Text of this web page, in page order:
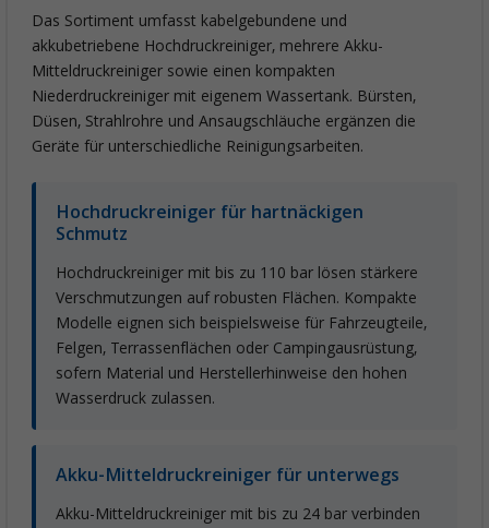
Das Sortiment umfasst kabelgebundene und
akkubetriebene Hochdruckreiniger, mehrere Akku-
Mitteldruckreiniger sowie einen kompakten
Niederdruckreiniger mit eigenem Wassertank. Bürsten,
Düsen, Strahlrohre und Ansaugschläuche ergänzen die
Geräte für unterschiedliche Reinigungsarbeiten.
Hochdruckreiniger für hartnäckigen
Schmutz
Hochdruckreiniger mit bis zu 110 bar lösen stärkere
Verschmutzungen auf robusten Flächen. Kompakte
Modelle eignen sich beispielsweise für Fahrzeugteile,
Felgen, Terrassenflächen oder Campingausrüstung,
sofern Material und Herstellerhinweise den hohen
Wasserdruck zulassen.
Akku-Mitteldruckreiniger für unterwegs
Akku-Mitteldruckreiniger mit bis zu 24 bar verbinden